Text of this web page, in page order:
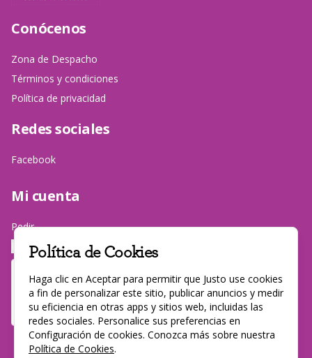
Conócenos
Zona de Despacho
Términos y condiciones
Política de privacidad
Redes sociales
Facebook
Mi cuenta
Pedir
Iniciar sesión
Política de Cookies
Haga clic en Aceptar para permitir que Justo use cookies
a fin de personalizar este sitio, publicar anuncios y medir
su eficiencia en otras apps y sitios web, incluidas las
redes sociales. Personalice sus preferencias en
Configuración de cookies. Conozca más sobre nuestra
Política de Cookies.